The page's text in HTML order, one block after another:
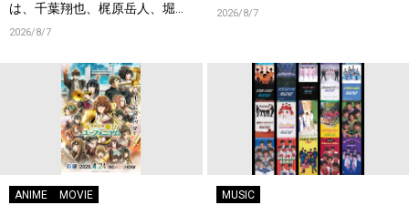
は、千葉翔也、梶原岳人、堀江
瞬、綿貫竜之介！PV第1弾公
2026/8/7
2026/8/7
ANIME MOVIE MUSIC